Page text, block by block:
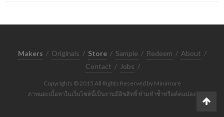
Makers / Originals / Store / Sample / Redeem / About /
Contact / Jobs /
Copyrights © 2015 All Rights Reserved by Minimore
ภาพและเนื้อหาในเว็บไซต์นี้เป็นงานมีลิขสิทธิ์ ห้ามทำซ้ำหรือดัดแปลง